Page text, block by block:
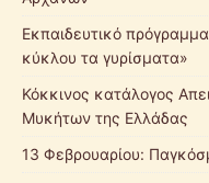
Εκπαιδευτικό
κύκλου τα γυρίσματα»
Κόκκινος κατάλογος
Μυκήτων της Ελλάδας
13 Φεβρουαρίου: